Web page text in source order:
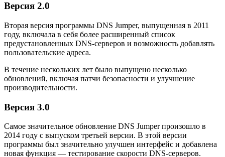
Версия 2.0
Вторая версия программы DNS Jumper, выпущенная в 2011
году, включала в себя более расширенный список
предустановленных DNS-серверов и возможность добавлять
пользовательские адреса.
В течение нескольких лет было выпущено несколько
обновлений, включая патчи безопасности и улучшение
производительности.
Версия 3.0
Самое значительное обновление DNS Jumper произошло в
2014 году с выпуском третьей версии. В этой версии
программы был значительно улучшен интерфейс и добавлена
новая функция — тестирование скорости DNS-серверов.